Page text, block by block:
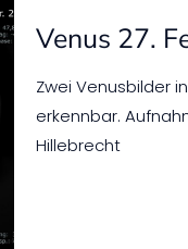
Venus 27.
Zwei Venusbilder
erkennbar.
Hillebrecht